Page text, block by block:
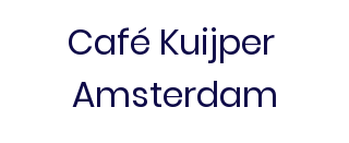
Café Kuijper
Amsterdam